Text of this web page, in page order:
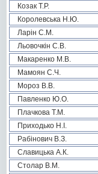
Козак Т.Р.
Королевська Н.Ю.
Ларін С.М.
Льовочкін С.В.
Макаренко М.В.
Мамоян С.Ч.
Мороз В.В.
Павленко Ю.О.
Плачкова Т.М.
Приходько Н.І.
Рабінович В.З.
Славицька А.К.
Столар В.М.